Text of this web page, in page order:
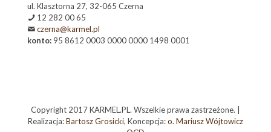
ul. Klasztorna 27, 32-065 Czerna
12 282 00 65
czerna@karmel.pl
konto: 95 8612 0003 0000 0000 1498 0001
Copyright 2017 KARMEL.PL. Wszelkie prawa zastrzeżone. |
Realizacja:Bartosz Grosicki, Koncepcja:o. Mariusz Wójtowicz